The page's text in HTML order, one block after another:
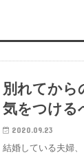
別れてから
気をつけ
2020.09.23
結婚している夫婦